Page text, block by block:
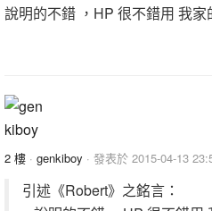
說明的不錯 ，HP 很不錯用 我
2 樓 · genkiboy · 發表於 2015-04-13
引述《Robert》之銘言：